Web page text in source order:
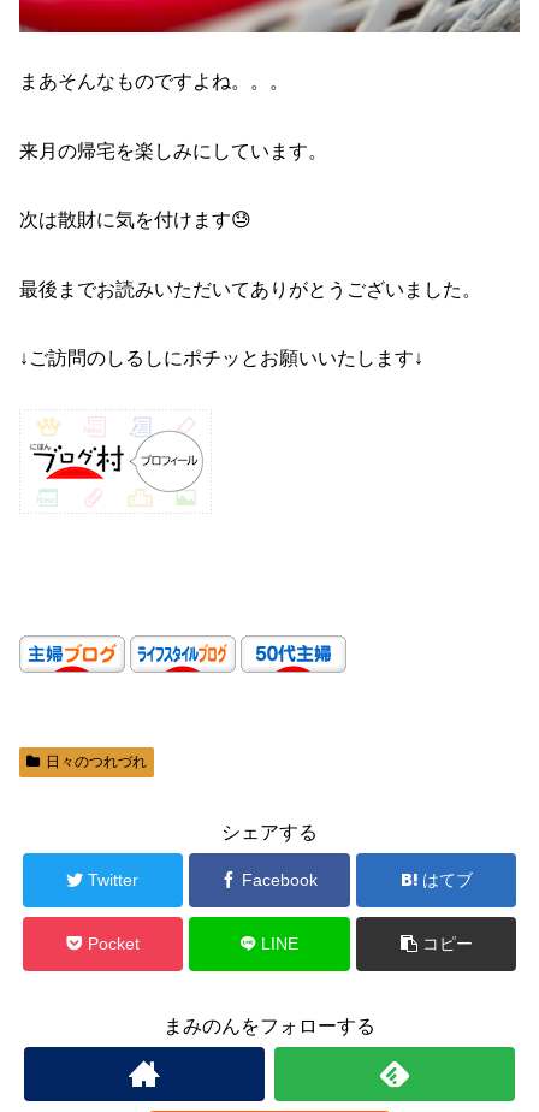
まあそんなものですよね。。。
来月の帰宅を楽しみにしています。
次は散財に気を付けます😓
最後までお読みいただいてありがとうございました。
↓ご訪問のしるしにポチッとお願いいたします↓
日々のつれづれ
シェアする
Twitter Facebook はてブ
Pocket LINE コピー
まみのんをフォローする